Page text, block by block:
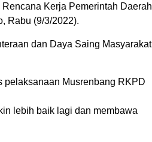
Kerja Pemerintah Daerah
Rabu (9/3/2022).
dan Daya Saing Masyarakat
pelaksanaan Musrenbang RKPD
lebih baik lagi dan membawa